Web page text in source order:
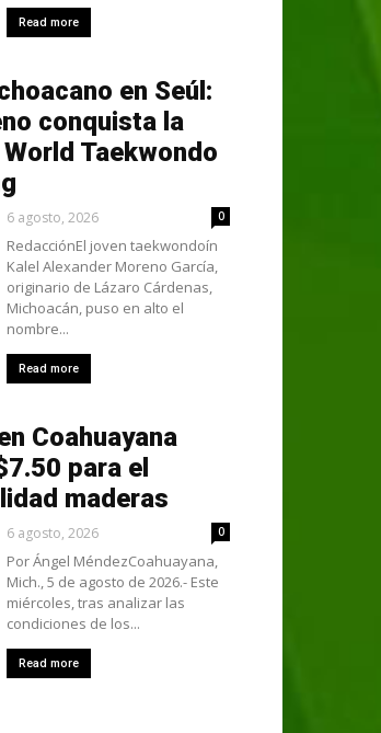
Read more
en Seúl:
conquista la
Taekwondo
6 agosto, 2026 0
RedacciónEl joven taekwondoín
Kalel Alexander Moreno García,
originario de Lázaro Cárdenas,
Michoacán, puso en alto el
nombre...
Read more
Coahuayana
para el
maderas
6 agosto, 2026 0
Por Ángel MéndezCoahuayana,
Mich., 5 de agosto de 2026.- Este
miércoles, tras analizar las
condiciones de los...
Read more